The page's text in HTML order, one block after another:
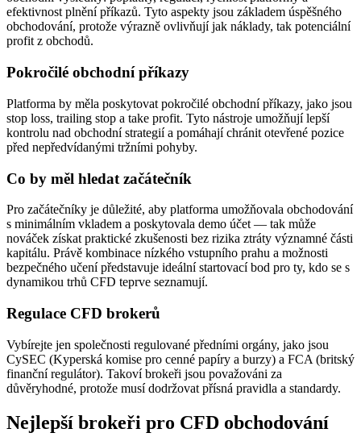
efektivnost plnění příkazů. Tyto aspekty jsou základem úspěšného
obchodování, protože výrazně ovlivňují jak náklady, tak potenciální
profit z obchodů.
Pokročilé obchodní příkazy
Platforma by měla poskytovat pokročilé obchodní příkazy, jako jsou
stop loss, trailing stop a take profit. Tyto nástroje umožňují lepší
kontrolu nad obchodní strategií a pomáhají chránit otevřené pozice
před nepředvídanými tržními pohyby.
Co by měl hledat začátečník
Pro začátečníky je důležité, aby platforma umožňovala obchodování
s minimálním vkladem a poskytovala demo účet — tak může
nováček získat praktické zkušenosti bez rizika ztráty významné části
kapitálu. Právě kombinace nízkého vstupního prahu a možnosti
bezpečného učení představuje ideální startovací bod pro ty, kdo se s
dynamikou trhů CFD teprve seznamují.
Regulace CFD brokerů
Vybírejte jen společnosti regulované předními orgány, jako jsou
CySEC (Kyperská komise pro cenné papíry a burzy) a FCA (britský
finanční regulátor). Takoví brokeři jsou považováni za
důvěryhodné, protože musí dodržovat přísná pravidla a standardy.
Nejlepší brokeři pro CFD obchodování